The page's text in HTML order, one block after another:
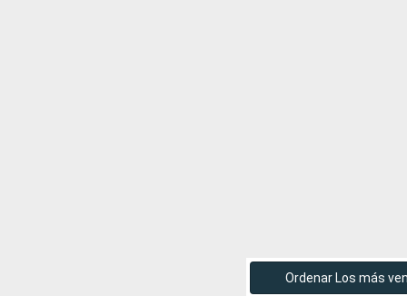
Ordenar Los más